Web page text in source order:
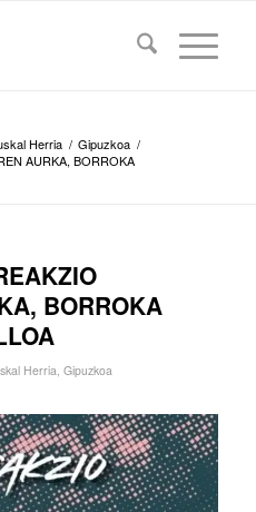
Herria / Gipuzkoa /
AURKA, BORROKA
BORROKA
Herria, Gipuzkoa